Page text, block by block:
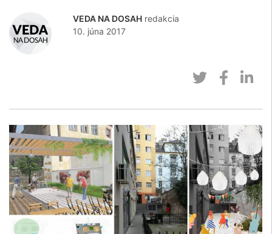
VEDA NA DOSAH redakcia
10. júna 2017